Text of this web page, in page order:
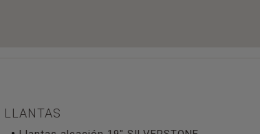
LLANTAS